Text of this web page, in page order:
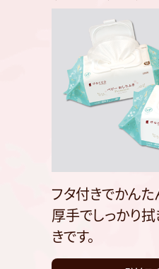
フタ付きでかん
厚手でしっかり
きです。